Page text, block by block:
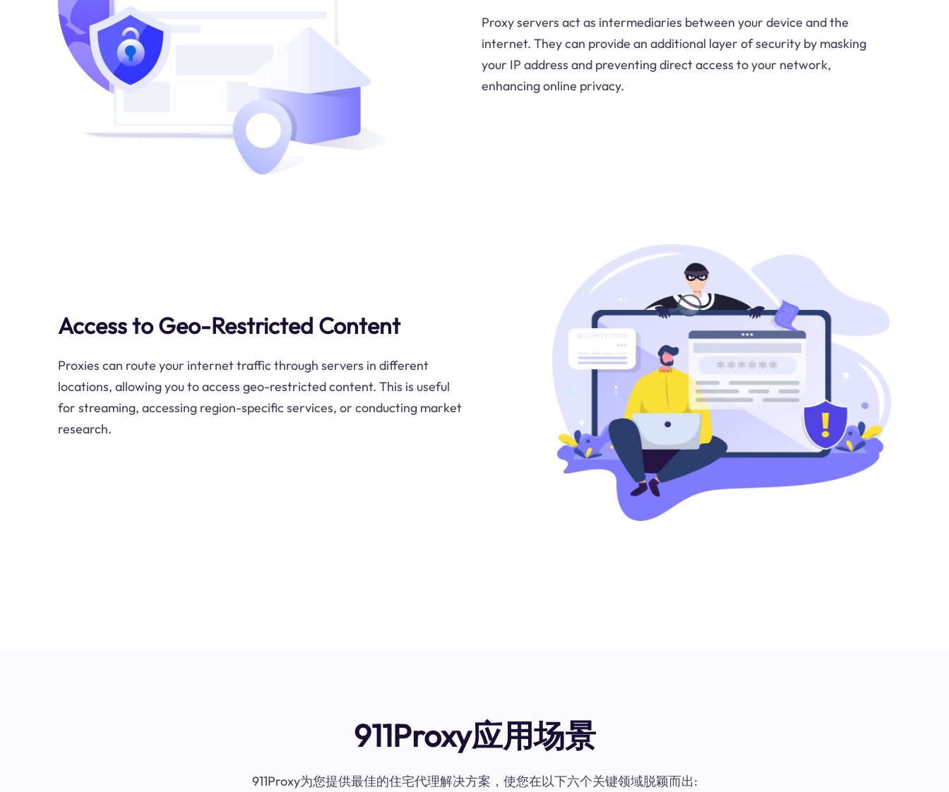
Proxy servers act as intermediaries between your device and the
internet. They can provide an additional layer of security by masking
your IP address and preventing direct access to your network,
enhancing online privacy.
Access to Geo-Restricted Content
Proxies can route your internet traffic through servers in different
locations, allowing you to access geo-restricted content. This is useful
for streaming, accessing region-specific services, or conducting market
research.
911Proxy应用场景
911Proxy为您提供最佳的住宅代理解决方案，使您在以下六个关键领域脱颖而出: